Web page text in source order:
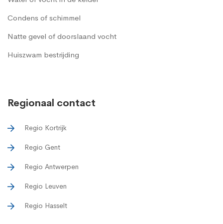
Condens of schimmel
Natte gevel of doorslaand vocht
Huiszwam bestrijding
Regionaal contact
Regio Kortrijk
Regio Gent
Regio Antwerpen
Regio Leuven
Regio Hasselt